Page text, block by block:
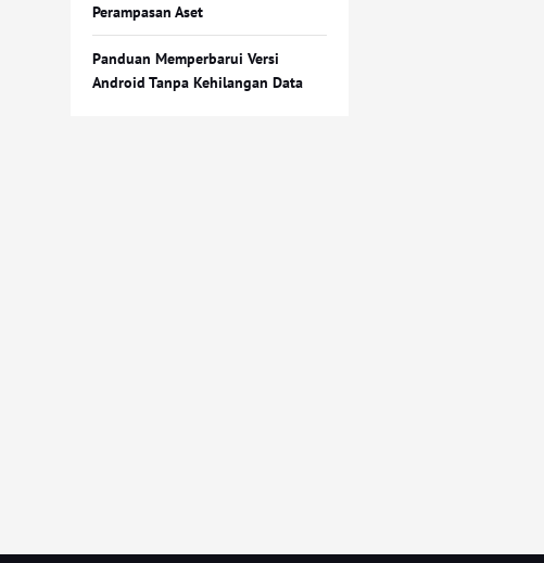
Perampasan Aset
Panduan Memperbarui Versi
Android Tanpa Kehilangan Data